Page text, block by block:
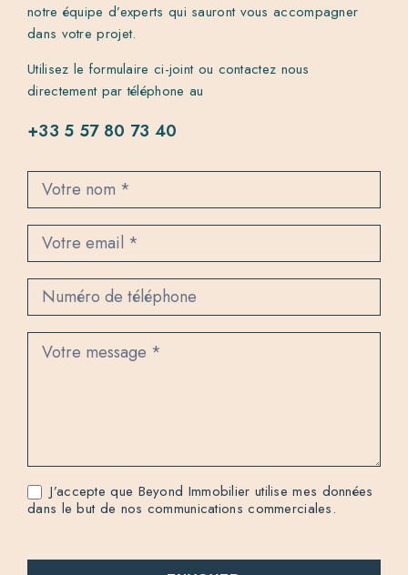
notre équipe d’experts qui sauront vous accompagner
dans votre projet.
Utilisez le formulaire ci-joint ou contactez nous
directement par téléphone au
+33 5 57 80 73 40
C
n
t
t
J’accepte que Beyond Immobilier utilise mes données
dans le but de nos communications commerciales.